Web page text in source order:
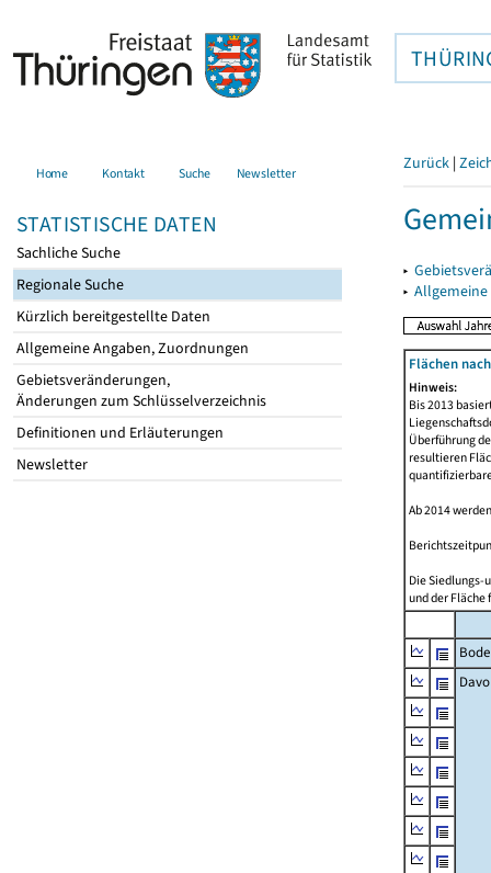
Home Kontakt Suche Newsletter
STATISTISCHE DATEN
Sachliche Suche
Regionale Suche
Kürzlich bereitgestellte Daten
Allgemeine Angaben, Zuordnungen
Gebietsveränderungen,
Änderungen zum Schlüsselverzeichnis
Definitionen und Erläuterungen
Newsletter
Zurück |
▸
▸
Flächen
Hinweis:
Bis 2013
Überführung
resultieren
Ab 2014
Die Siedlungs-
und der Fläche